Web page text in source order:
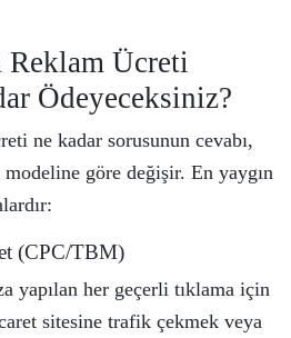
Reklam Ücreti
Ödeyeceksiniz?
ne kadar sorusunun cevabı,
göre değişir. En yaygın
(CPC/TBM)
yapılan her geçerli tıklama için
sitesine trafik çekmek veya